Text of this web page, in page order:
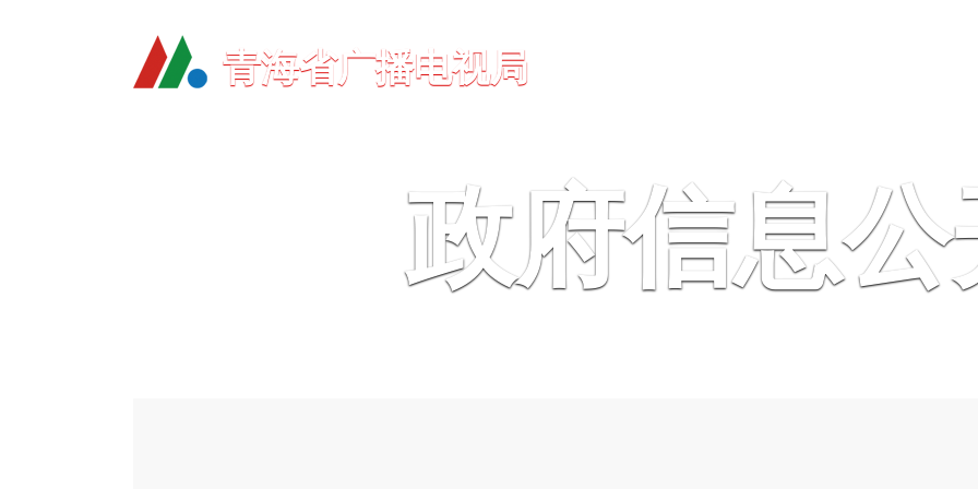
青海省广播电视局
政府信息